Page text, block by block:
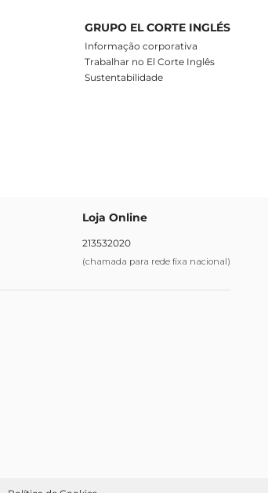
GRUPO EL CORTE INGLÉS
Informação corporativa
Trabalhar no El Corte Inglês
Sustentabilidade
Loja Online
213532020
(chamada para rede fixa nacional)